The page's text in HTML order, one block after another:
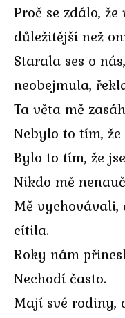
Proč se zdálo,
důležitější než
Starala ses o
neobejmula,
Ta věta mě
Nebylo to tím,
Bylo to tím, že
Nikdo mě
Mě vychovávali,
cítila.
Roky nám
Nechodí často.
Mají své rodiny,